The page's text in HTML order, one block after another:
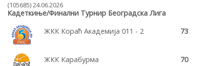
(105685) 24.06.2026
Кадеткиње/Финални Турнир Београдска Лига
ЖКК Кораћ Академија 011 - 2
73
ЖКК Карабурма 70